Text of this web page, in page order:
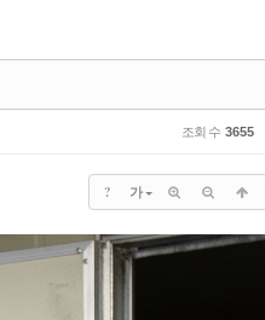
조회 수 3655
? 가